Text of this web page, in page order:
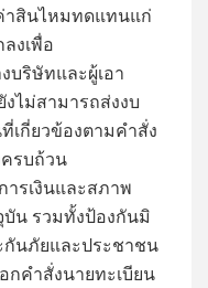
าสินไหมทดแทนแก่
งเพื่อ
บริษัทและผู้เอา
ไม่สามารถส่งงบ
เกี่ยวข้องตามคำสั่ง
ครบถ้วน
ารเงินและสภาพ
น รวมทั้งป้องกันมิ
กันภัยและประชาชน
คำสั่งนายทะเบียน